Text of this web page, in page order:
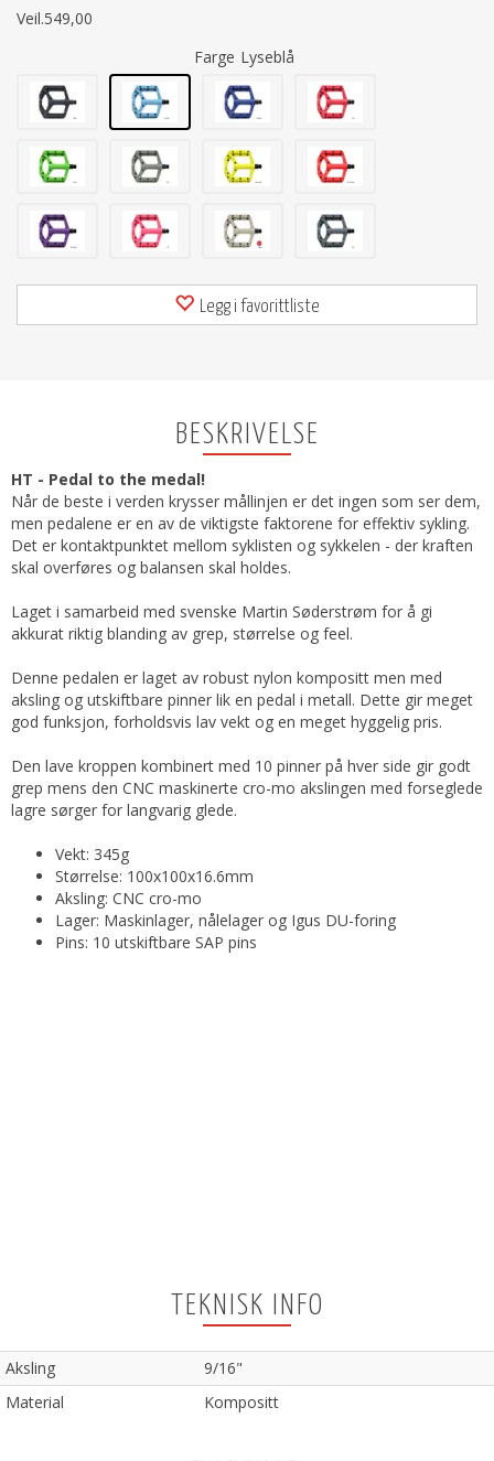
Veil.549,00
Farge Lyseblå
Legg i favorittliste
BESKRIVELSE
HT - Pedal to the medal!
Når de beste i verden krysser mållinjen er det ingen som ser dem,
men pedalene er en av de viktigste faktorene for effektiv sykling.
Det er kontaktpunktet mellom syklisten og sykkelen - der kraften
skal overføres og balansen skal holdes.
Laget i samarbeid med svenske Martin Søderstrøm for å gi
akkurat riktig blanding av grep, størrelse og feel.
Denne pedalen er laget av robust nylon kompositt men med
aksling og utskiftbare pinner lik en pedal i metall. Dette gir meget
god funksjon, forholdsvis lav vekt og en meget hyggelig pris.
Den lave kroppen kombinert med 10 pinner på hver side gir godt
grep mens den CNC maskinerte cro-mo akslingen med forseglede
lagre sørger for langvarig glede.
Vekt: 345g
Størrelse: 100x100x16.6mm
Aksling: CNC cro-mo
Lager: Maskinlager, nålelager og Igus DU-foring
Pins: 10 utskiftbare SAP pins
TEKNISK INFO
Aksling
9/16"
Material
Kompositt